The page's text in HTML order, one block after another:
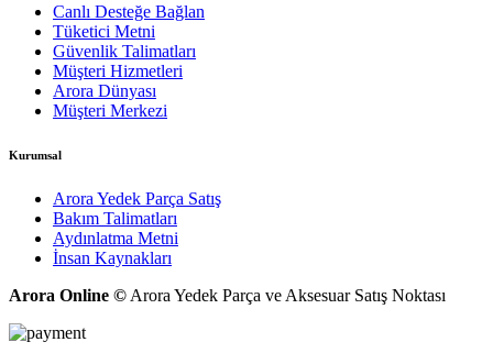
Canlı Desteğe Bağlan
Tüketici Metni
Güvenlik Talimatları
Müşteri Hizmetleri
Arora Dünyası
Müşteri Merkezi
Kurumsal
Arora Yedek Parça Satış
Bakım Talimatları
Aydınlatma Metni
İnsan Kaynakları
Arora Online © Arora Yedek Parça ve Aksesuar Satış Noktası